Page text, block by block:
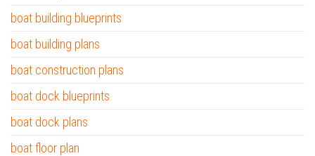
boat building blueprints
boat building plans
boat construction plans
boat dock blueprints
boat dock plans
boat floor plan